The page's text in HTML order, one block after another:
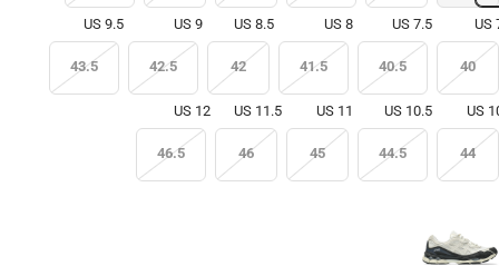
7
40
7.5 US
40.5
8 US
41.5
8.5 US
42
9 US
42.5
9.5 US
43.5
10
44
10.5 US
44.5
11 US
45
11.5 US
46
12 US
46.5